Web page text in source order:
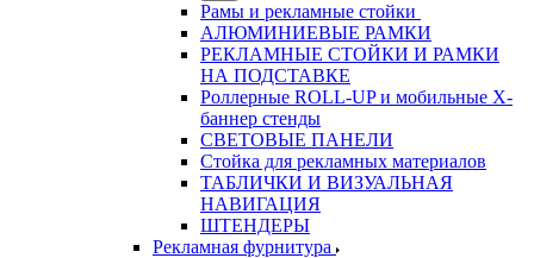
Рамы и рекламные стойки
АЛЮМИНИЕВЫЕ РАМКИ
РЕКЛАМНЫЕ СТОЙКИ И РАМКИ
НА ПОДСТАВКЕ
Роллерные ROLL-UP и мобильные X-
баннер стенды
СВЕТОВЫЕ ПАНЕЛИ
Стойка для рекламных материалов
ТАБЛИЧКИ И ВИЗУАЛЬНАЯ
НАВИГАЦИЯ
ШТЕНДЕРЫ
Рекламная фурнитура